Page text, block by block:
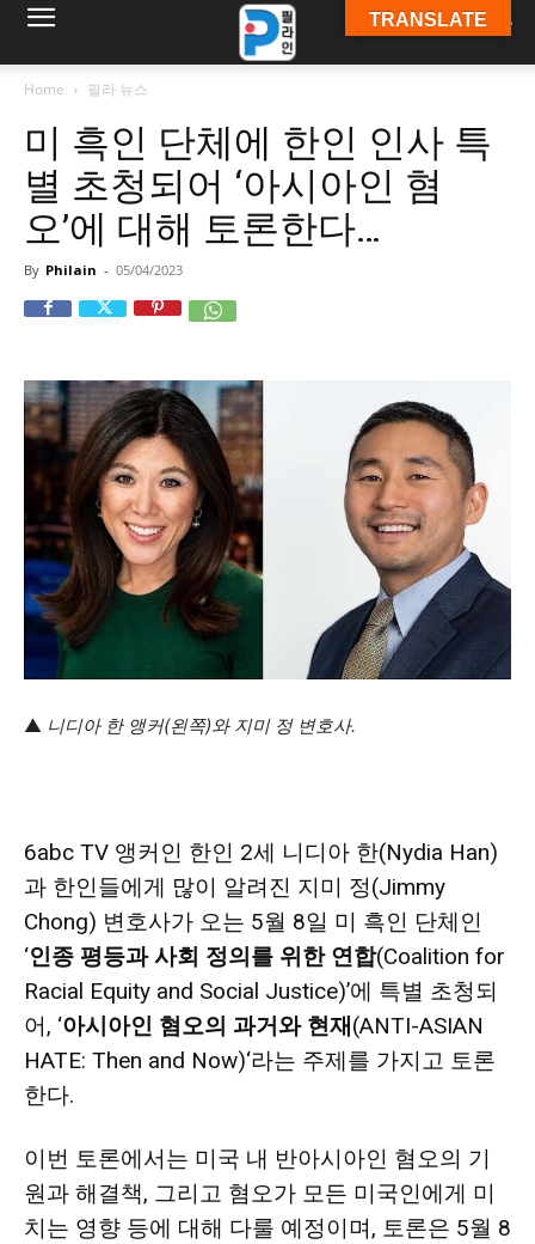
Home 필라 뉴스
미 흑인 단체에 한인 인사 특
별 초청되어 ‘아시아인 혐
오’에 대해 토론한다…
By Philain - 05/04/2023
▲ 니디아 한 앵커(왼쪽)와 지미 정 변호사.
6abc TV 앵커인 한인 2세 니디아 한(Nydia Han)
과 한인들에게 많이 알려진 지미 정(Jimmy
Chong) 변호사가 오는 5월 8일 미 흑인 단체인
‘인종 평등과 사회 정의를 위한 연합(Coalition for
Racial Equity and Social Justice)’에 특별 초청되
어, ‘아시아인 혐오의 과거와 현재 (ANTI-ASIAN
HATE: Then and Now)‘라는 주제를 가지고 토론
한다.
이번 토론에서는 미국 내 반아시아인 혐오의 기
원과 해결책, 그리고 혐오가 모든 미국인에게 미
치는 영향 등에 대해 다룰 예정이며, 토론은 5월 8
TRANSLATE